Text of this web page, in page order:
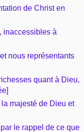
de Christ en
inaccessibles à
nous représentants
quant à Dieu,
majesté de Dieu et
le rappel de ce que